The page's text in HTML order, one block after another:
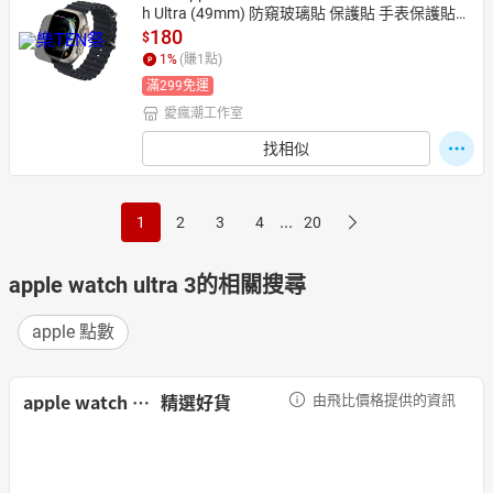
h Ultra (49mm) 防窺玻璃貼 保護貼 手表保護貼
【愛瘋潮】
$180
1 % (賺1 點)
滿299免運
愛瘋潮工作室
找相似
1 2 3 4 ... 20
apple watch ultra 3的相關搜尋
apple 點數
apple watch ultra 3 精選好貨 由飛比價格提供的資訊